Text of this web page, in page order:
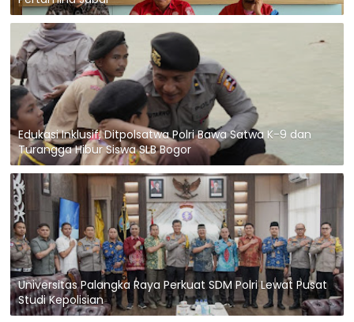
Edukasi Inklusif, Ditpolsatwa Polri Bawa Satwa K-9 dan
Turangga Hibur Siswa SLB Bogor
Universitas Palangka Raya Perkuat SDM Polri Lewat Pusat
Studi Kepolisian